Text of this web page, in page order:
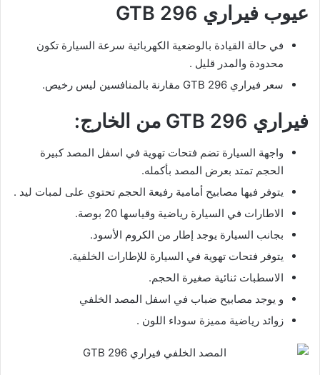
عيوب فيراري 296 GTB
في حالة القيادة بالوضعية الكهربائية سرعة السيارة تكون
محدودة والمدر قليل .
سعر فيراري 296 GTB مقارنة بالمنافسين ليس رخيص.
فيراري 296 GTB من الخارج:
واجهة السيارة تضم فتحات تهوية في اسفل المصد كبيرة
الحجم تمتد بعرض المصد بأكمله.
يتوفر فيها مصابيح أمامية رفيعة الحجم تحتوي على لمبات ليد .
الاطارات في السيارة رياضية وقياسها 20 بوصة.
بجانب السيارة يوجد إطار من الكروم الأسود.
يتوفر فتحات تهوية في السيارة للإطارات الخلفية.
الاسطبات ثنائية صغيرة الحجم.
و يوجد مصابيح ضباب في اسفل المصد الخلفي
زوائد رياضية مميزة سوداء اللون .